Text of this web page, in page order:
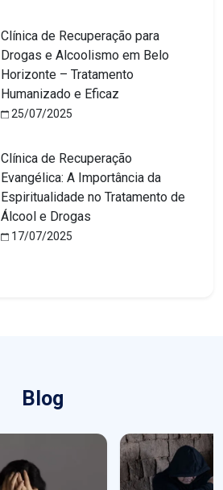
Clínica de Recuperação para
Drogas e Alcoolismo em Belo
Horizonte – Tratamento
Humanizado e Eficaz
25/07/2025
Clínica de Recuperação
Evangélica: A Importância da
Espiritualidade no Tratamento de
Álcool e Drogas
17/07/2025
Blog